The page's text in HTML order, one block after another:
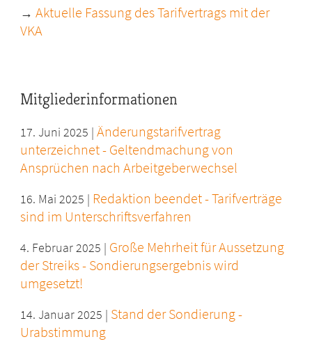
→ Aktuelle Fassung des Tarifvertrags mit der
VKA
Mitgliederinformationen
17. Juni 2025 |Änderungstarifvertrag
unterzeichnet - Geltendmachung von
Ansprüchen nach Arbeitgeberwechsel
16. Mai 2025 | Redaktion beendet - Tarifverträge
sind im Unterschriftsverfahren
4. Februar 2025 | Große Mehrheit für Aussetzung
der Streiks - Sondierungsergebnis wird
umgesetzt!
14. Januar 2025 | Stand der Sondierung -
Urabstimmung